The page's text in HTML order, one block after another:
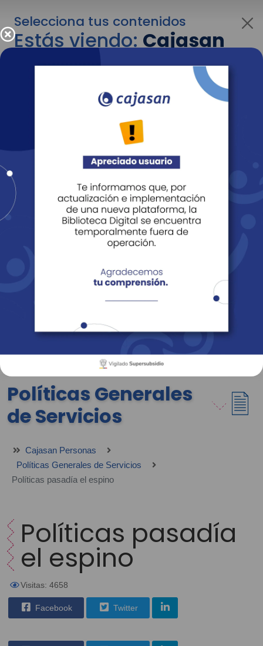
Selecciona tus contenidos
Estás viendo:Cajasan
para personas
Para cambiar al contenido de tu interés más
adelante recuerda utilizar el menú
Entendido
Revista Fácil Vivir
Sedes Directorio Servicios En Línea
Políticas Generales
de Servicios
Cajasan Personas
Políticas Generales de Servicios
Políticas pasadía el espino
Políticas pasadía
el espino
Visitas: 4658
Facebook Twitter